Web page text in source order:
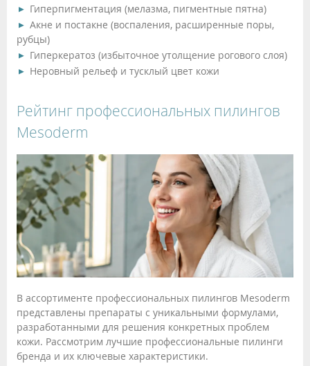
Гиперпигментация (мелазма, пигментные пятна)
Акне и постакне (воспаления, расширенные поры,
рубцы)
Гиперкератоз (избыточное утолщение рогового слоя)
Неровный рельеф и тусклый цвет кожи
Рейтинг профессиональных пилингов
Mesoderm
В ассортименте профессиональных пилингов Mesoderm
представлены препараты с уникальными формулами,
разработанными для решения конкретных проблем
кожи. Рассмотрим лучшие профессиональные пилинги
бренда и их ключевые характеристики.